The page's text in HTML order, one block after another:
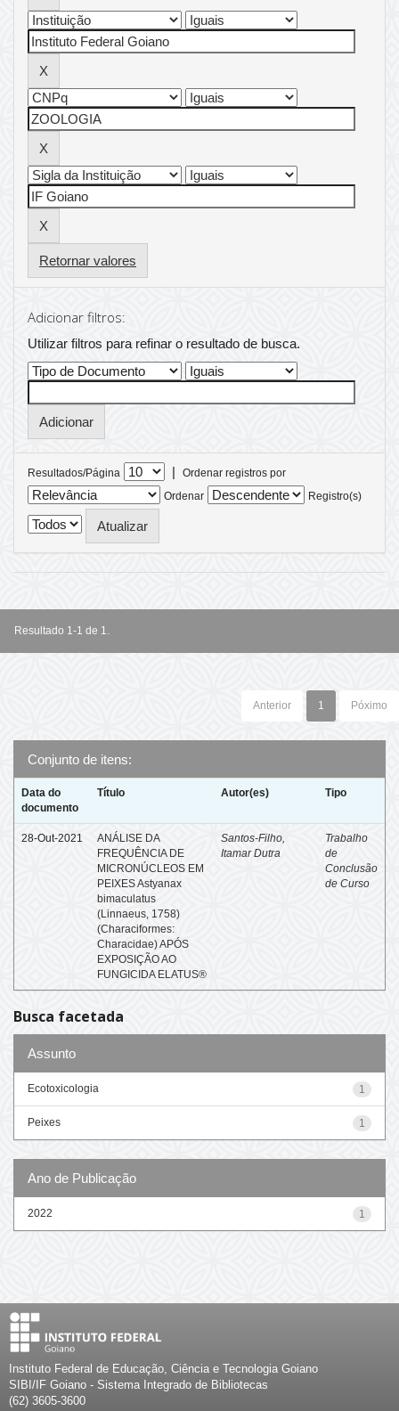
Retornar valores
Adicionar filtros:
Utilizar filtros para refinar o resultado de busca.
Resultados/Página |
Ordenar registros por
Ordenar
Registro(s)
Resultado 1-1 de 1.
Anterior 1 Póximo
Conjunto de itens:
Data do
documento
Título Autor(es) Tipo
28-Out-2021
ANÁLISE DA
FREQUÊNCIA DE
MICRONÚCLEOS EM
PEIXES Astyanax
bimaculatus
(Linnaeus, 1758)
(Characiformes:
Characidae) APÓS
EXPOSIÇÃO AO
FUNGICIDA ELATUS®
Santos-Filho,
Itamar Dutra
Trabalho
de
Conclusão
de Curso
Busca facetada
Assunto
1
Ecotoxicologia
1
Peixes
Ano de Publicação
1
2022
Instituto Federal de Educação, Ciência e Tecnologia Goiano
SIBI/IF Goiano - Sistema Integrado de Bibliotecas
(62) 3605-3600